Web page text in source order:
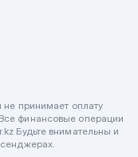
не принимает оплату
финансовые операции
Будьте внимательны и